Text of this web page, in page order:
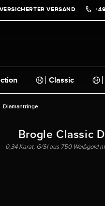
VERSICHERTER VERSAND
Classic
Diamantringe
Brogle Classic
0,34 Karat, G/SI aus 750 Weißgold